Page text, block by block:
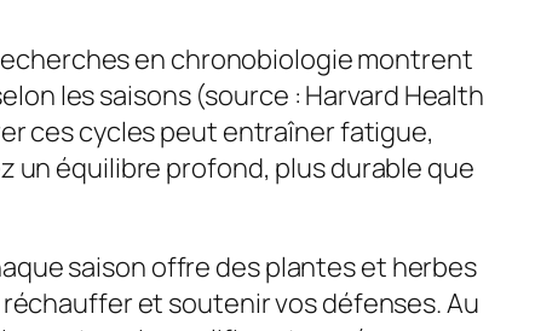
en chronobiologie montrent
les saisons (source : Harvard Health
ces cycles peut entraîner fatigue,
un équilibre profond, plus durable que
saison offre des plantes et herbes
et soutenir vos défenses. Au